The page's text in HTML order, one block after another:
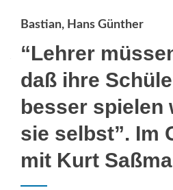
Bastian, Hans Günther
“Lehrer
daß ihre
besser spielen
sie selbst”. Im
mit Kurt